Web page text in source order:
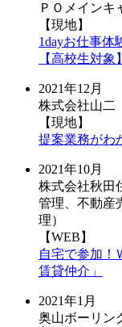
ＰＯメイン
【現地】
1dayお仕事体
【高校生対象】
2021年12月
株式会社山二
【現地】
提案業務がわ
2021年10月
株式会社秋田
管理、不動産
理）
【WEB】
自宅で参加！
賃貸仲介」
2021年1月
奥山ボーリン